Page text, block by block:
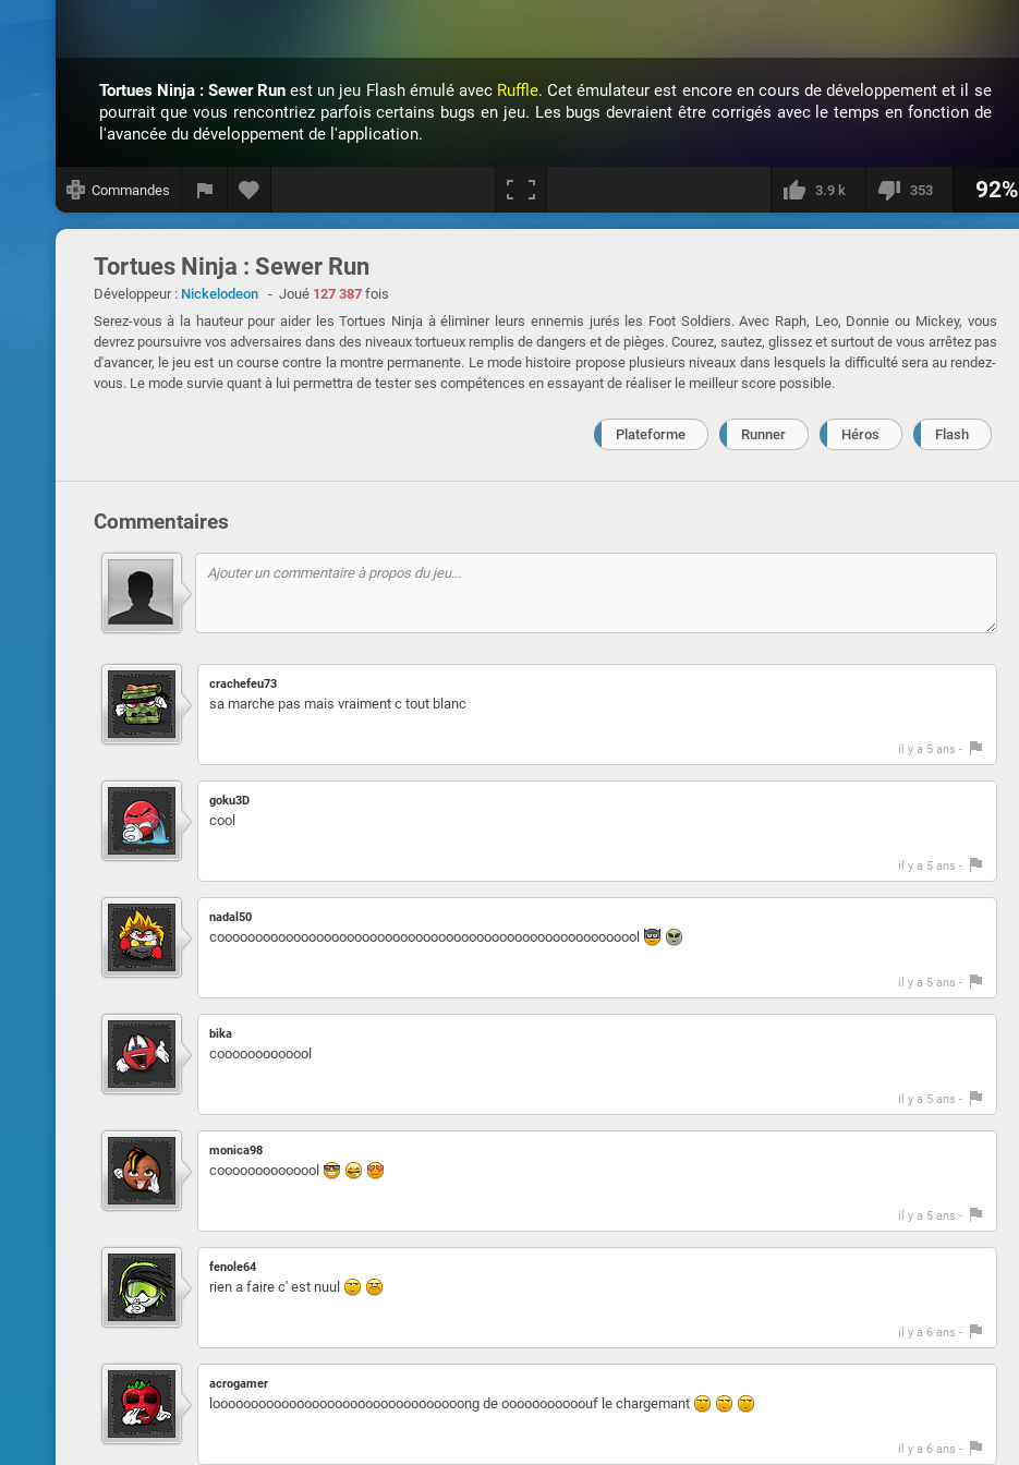
Tortues Ninja : Sewer Run est un jeu Flash émulé avec Ruffle. Cet émulateur est encore en cours de développement et il se
pourrait que vous rencontriez parfois certains bugs en jeu. Les bugs devraient être corrigés avec le temps en fonction de
l'avancée du développement de l'application.
Commandes 3.9 k 353 92%
Tortues Ninja : Sewer Run
Développeur : Nickelodeon - Joué 127 387fois
Serez-vous à la hauteur pour aider les Tortues Ninja à éliminer leurs ennemis jurés les Foot Soldiers. Avec Raph, Leo, Donnie ou Mickey, vous
devrez poursuivre vos adversaires dans des niveaux tortueux remplis de dangers et de pièges. Courez, sautez, glissez et surtout de vous arrêtez pas
d'avancer, le jeu est un course contre la montre permanente. Le mode histoire propose plusieurs niveaux dans lesquels la difficulté sera au rendez-
vous. Le mode survie quant à lui permettra de tester ses compétences en essayant de réaliser le meilleur score possible.
Plateforme Runner Héros Flash
Commentaires
crachefeu73
sa marche pas mais vraiment c tout blanc
il y a 5 ans -
goku3D
cool
il y a 5 ans -
nadal50
coooooooooooooooooooooooooooooooooooooooooooooooooooooool
il y a 5 ans -
bika
cooooooooooool
il y a 5 ans -
monica98
coooooooooooool
il y a 5 ans -
fenole64
rien a faire c' est nuul
il y a 6 ans -
acrogamer
looooooooooooooooooooooooooooooooong de ooooooooooouf le chargemant
il y a 6 ans -